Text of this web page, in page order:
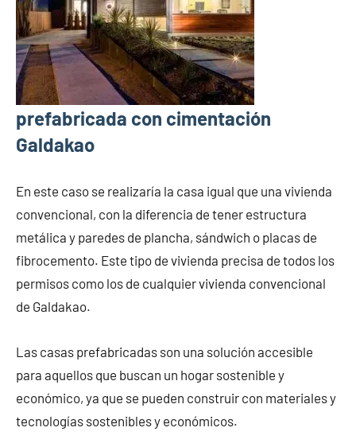
prefabricada con cimentación
Galdakao
En este caso se realizaría la casa igual que una vivienda
convencional, con la diferencia de tener estructura
metálica y paredes de plancha, sándwich o placas de
fibrocemento. Este tipo de vivienda precisa de todos los
permisos como los de cualquier vivienda convencional
de Galdakao.
Las casas prefabricadas son una solución accesible
para aquellos que buscan un hogar sostenible y
económico, ya que se pueden construir con materiales y
tecnologías sostenibles y económicos.